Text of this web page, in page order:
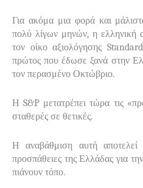
Για ακόμα μια φορά και
πολύ λίγων μηνών, η ελληνική
τον οίκο αξιολόγησης Standard
πρώτος που έδωσε ξανά στην
τον περασμένο Οκτώβριο.
ΗS&P μετατρέπει τώρα τις
σταθερές σε θετικές.
Η αναβάθμιση αυτή
προσπάθειες της Ελλάδας για
πιάνουν τόπο.